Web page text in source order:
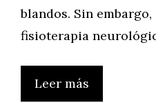
blandos. Sin
fisioterapia
Leer más